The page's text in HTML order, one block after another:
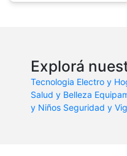
Explorá
Tecnologia Electro y
Salud y Belleza
y Niños Seguridad y